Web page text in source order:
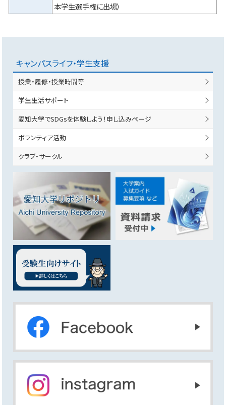
本学生選手権に出場）
キャンパスライフ・学生支援
授業・履修・授業時間等
学生生活サポート
愛知大学でSDGsを体験しよう！申し込みページ
ボランティア活動
クラブ・サークル